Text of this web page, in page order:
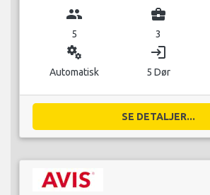
group
5
business_center
3
miscellaneous_services
Automatisk
login
5 Dør
SE DETALJER...